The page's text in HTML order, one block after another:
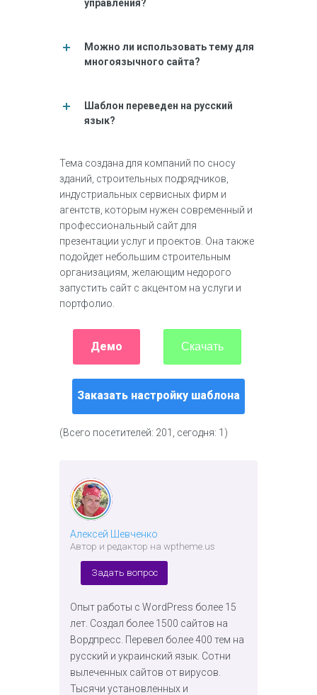
управления?
Можно ли использовать тему для
многоязычного сайта?
Шаблон переведен на русский
язык?
Тема создана для компаний по сносу
зданий, строительных подрядчиков,
индустриальных сервисных фирм и
агентств, которым нужен современный и
профессиональный сайт для
презентации услуг и проектов. Она также
подойдет небольшим строительным
организациям, желающим недорого
запустить сайт с акцентом на услуги и
портфолио.​
Демо Скачать
Заказать настройку шаблона
(Всего посетителей: 201, сегодня: 1)
Алексей Шевченко
Автор и редактор на wptheme.us
Задать вопрос
Опыт работы с WordPress более 15
лет. Создал более 1500 сайтов на
Вордпресс. Перевел более 400 тем на
русский и украинский язык. Сотни
вылеченных сайтов от вирусов.
Тысячи установленных и